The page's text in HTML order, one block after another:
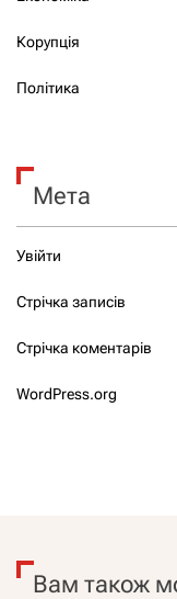
Корупція
Політика
Мета
Увійти
Стрічка записів
Стрічка коментарів
WordPress.org
Вам також